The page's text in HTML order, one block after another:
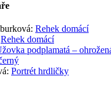
: Rehek domácí
Rehek domácí
podplamatá –
: Portrét hrdličky